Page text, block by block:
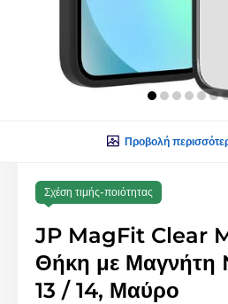
Προβολή
Σχέση τιμής-ποιότητας
JP MagFit Clear
Θήκη με Μαγνήτη
13 / 14, Μαύρο